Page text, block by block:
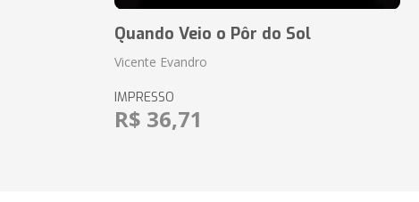
Quando Veio o Pôr do Sol
Vicente Evandro
IMPRESSO
R$ 36,71